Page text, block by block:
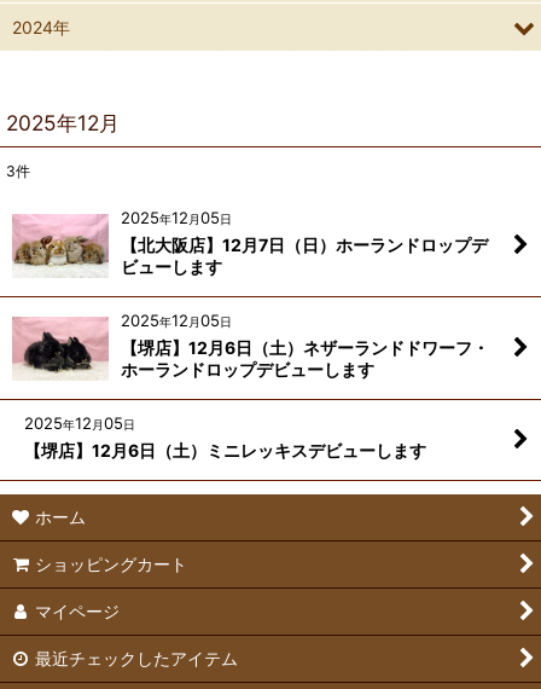
2025年12月
3件
2025年12 月05日
【北大阪店】12月7日（日）ホーランドロップデ
ビューします
2025年12 月05日
【堺店】12月6日（土）ネザーランドドワーフ・
ホーランドロップデビューします
2025年12 月05日
【堺店】12月6日（土）ミニレッキスデビューします
2024年
ホーム
ショッピングカート
マイページ
最近チェックしたアイテム